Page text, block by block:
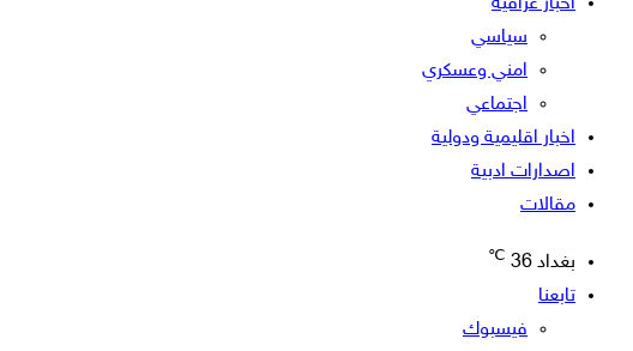
سياسي
امني وعسكري
اجتماعي
اخبار اقليمية ودولية
اصدارات ادبية
مقالات
بغداد 36
℃
تابعنا
فيسبوك